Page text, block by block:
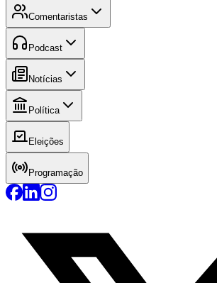
Comentaristas
Podcast
Notícias
Política
Eleições
Programação